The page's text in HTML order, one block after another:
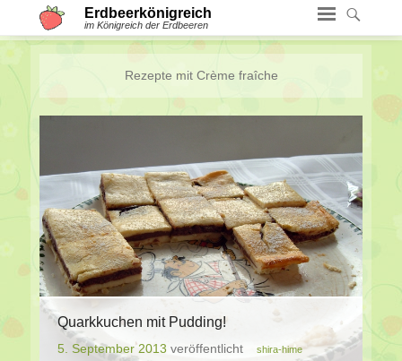
Erdbeerkönigreich
im Königreich der Erdbeeren
Rezepte mit Crème fraîche
Quarkkuchen mit Pudding!
5. September 2013 veröffentlicht shira-hime